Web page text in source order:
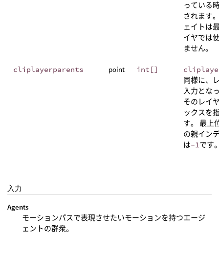
っている
されます
ェイトは
イヤでは
ません。
cliplayerparents point int[]
同様に、
入力とな
そのレイ
ックスを
す。 最上
の親イン
は-1です
入力
Agents
モーションパスで表現させたいモーションを持つエージ
ェントの群衆。